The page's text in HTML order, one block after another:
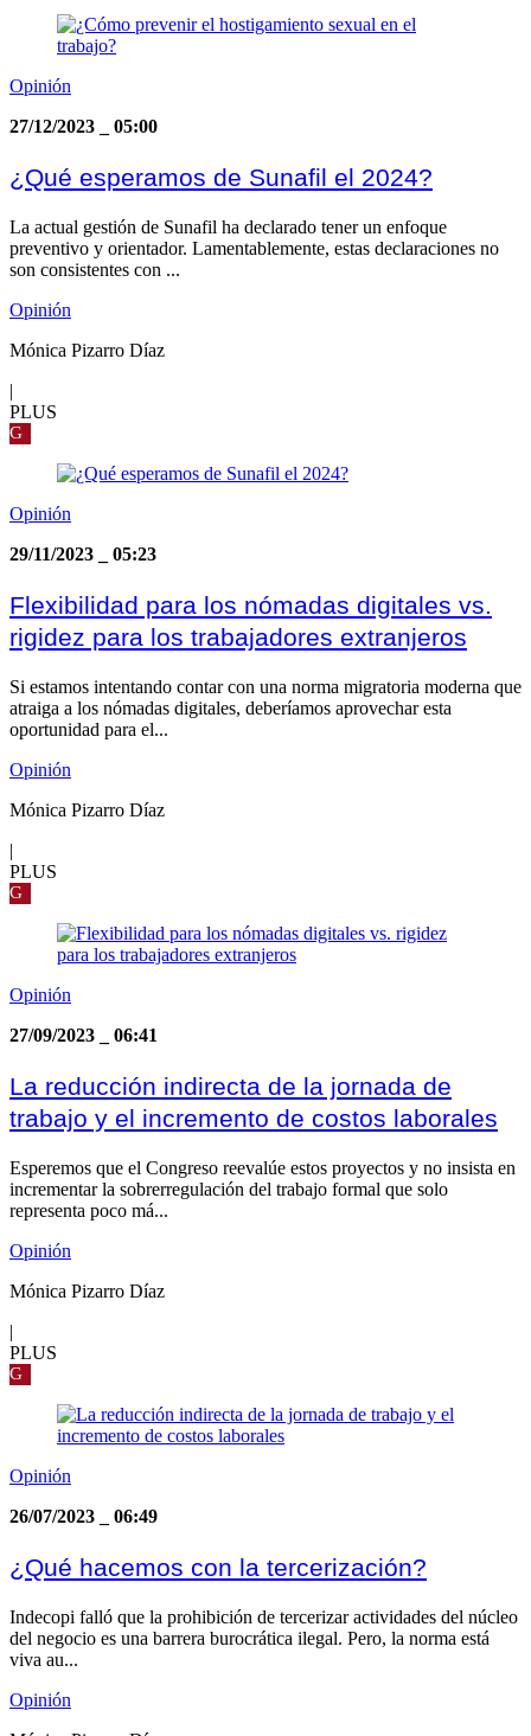
Opinión
27/12/2023
05:00
¿Qué esperamos de Sunafil el 2024?
La actual gestión de Sunafil ha declarado tener un enfoque
preventivo y orientador. Lamentablemente, estas declaraciones no
son consistentes con ...
Opinión
Mónica Pizarro Díaz
|
PLUS
G
Opinión
29/11/2023
05:23
Flexibilidad para los nómadas digitales vs.
rigidez para los trabajadores extranjeros
Si estamos intentando contar con una norma migratoria moderna que
atraiga a los nómadas digitales, deberíamos aprovechar esta
oportunidad para el...
Opinión
Mónica Pizarro Díaz
|
PLUS
G
Opinión
27/09/2023
06:41
La reducción indirecta de la jornada de
trabajo y el incremento de costos laborales
Esperemos que el Congreso reevalúe estos proyectos y no insista en
incrementar la sobrerregulación del trabajo formal que solo
representa poco má...
Opinión
Mónica Pizarro Díaz
|
PLUS
G
Opinión
26/07/2023
06:49
¿Qué hacemos con la tercerización?
Indecopi falló que la prohibición de tercerizar actividades del núcleo
del negocio es una barrera burocrática ilegal. Pero, la norma está
viva au...
Opinión